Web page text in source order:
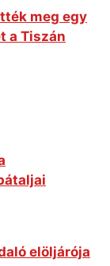
meg egy
a Tiszán
elöljárója